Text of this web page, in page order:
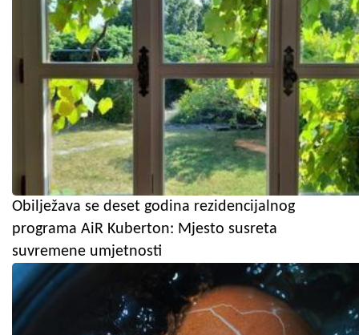
Obilježava se deset godina rezidencijalnog
programa AiR Kuberton: Mjesto susreta
suvremene umjetnosti